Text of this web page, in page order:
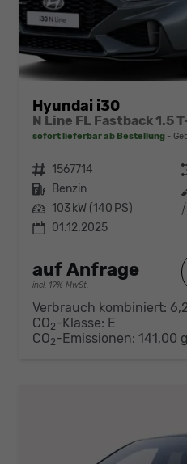
Hyundai i30
N Line FL Fastback 1.5
sofort lieferbar ab Bestellung
Fahrzeugnr. 1567714
Kraftstoff Benzin
Leistung 103 kW (140 PS)
01.12.2025
auf Anfrage
incl. 19% MwSt.
Verbrauch kombiniert:
CO2-Klasse: E
CO2-Emissionen: 141,00